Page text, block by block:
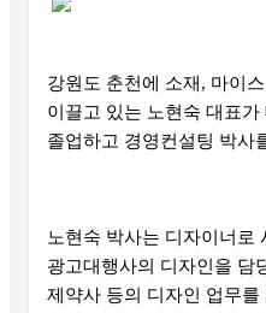
강원도 춘천에 소재 , 마이
이끌고 있는 노현숙 대표
졸업하고 경영컨설팅 박사
노현숙 박사는 디자이너로
광고대행사의 디자인을 담
제약사 등의 디자인 업무